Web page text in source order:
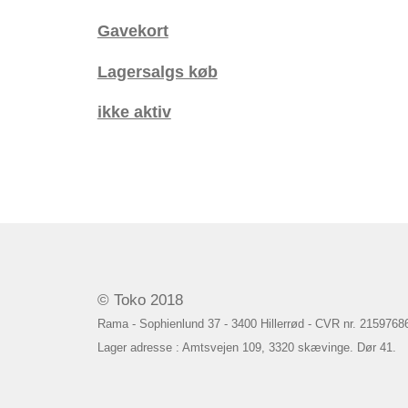
Gavekort
Lagersalgs køb
ikke aktiv
© Toko 2018
Rama - Sophienlund 37 - 3400 Hillerrød - CVR nr.
Lager adresse : Amtsvejen 109, 3320 skævinge. Dør 41.